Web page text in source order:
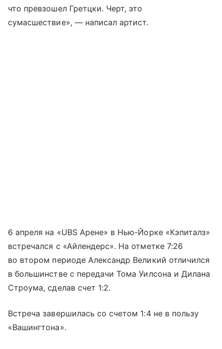
что превзошел Гретцки. Черт, это
сумасшествие», — написал артист.
6 апреля на «UBS Арене» в Нью-Йорке «Кэпиталз»
встречался с «Айлендерс». На отметке 7:26
во втором периоде Александр Великий отличился
в большинстве с передачи Тома Уилсона и Дилана
Строума, сделав счет 1:2.
Встреча завершилась со счетом 1:4 не в пользу
«Вашингтона».